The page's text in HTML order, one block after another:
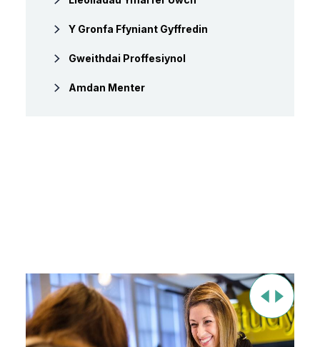
Y Gronfa Ffyniant Gyffredin
Gweithdai Proffesiynol
Amdan Menter